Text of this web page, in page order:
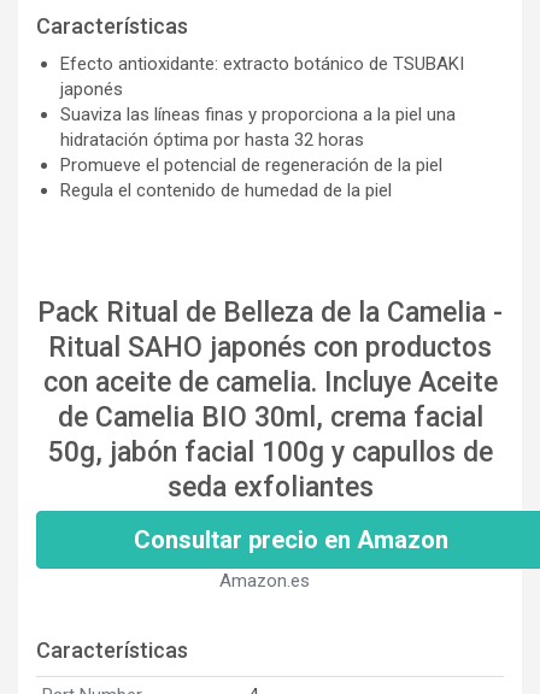
Características
Efecto antioxidante: extracto botánico de TSUBAKI
japonés
Suaviza las líneas finas y proporciona a la piel una
hidratación óptima por hasta 32 horas
Promueve el potencial de regeneración de la piel
Regula el contenido de humedad de la piel
Pack Ritual de Belleza de la Camelia -
Ritual SAHO japonés con productos
con aceite de camelia. Incluye Aceite
de Camelia BIO 30ml, crema facial
50g, jabón facial 100g y capullos de
seda exfoliantes
Consultar precio en Amazon
Amazon.es
Características